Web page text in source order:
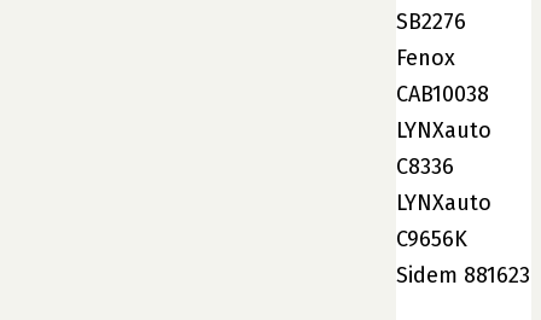
SB2276
Fenox
CAB10038
LYNXauto
C8336
LYNXauto
C9656K
Sidem 881623